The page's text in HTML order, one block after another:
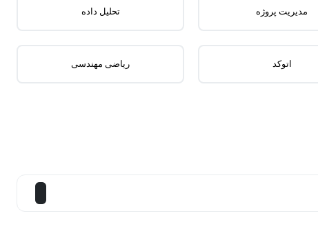
مدیریت پروژه تحلیل داده
اتوکد ریاضی مهندسی